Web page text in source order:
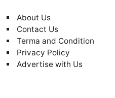
About Us
Contact Us
Terma and Condition
Privacy Policy
Advertise with Us